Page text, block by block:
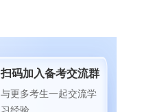
扫码加入备考交流群
与更多考生一起交流学